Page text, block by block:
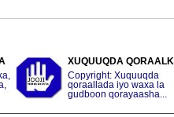
XUQUUQDA
Copyright: Xuquuqda
qoraallada iyo waxa la
gudboon qorayaasha...